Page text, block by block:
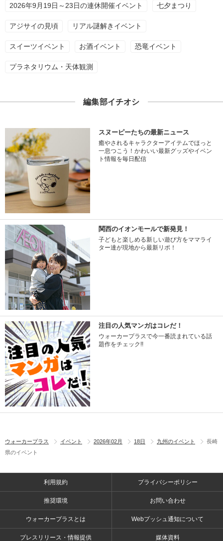
2026年9月19日～23日の連休開催イベント 七夕まつり
アジサイの見頃 リアル謎解きイベント
スイーツイベント お酒イベント 恐竜イベント
プラネタリウム・天体観測
編集部イチオシ
スヌーピーたちの最新ニュース
癒やされるキャラクターアイテムでほっと
一息つこう！かわいい最新グッズやイベン
ト情報を毎日配信
関西のイオンモールで新発見！
子どもと楽しめる新しい遊び方をママライ
ター達が現地から最新リポ！
注目の人気マンガはコレだ！
ウォーカープラスで今一番読まれている話
題作をチェック!!
ウォーカープラス イベント 2026年02月 18日 九州のイベント
長崎
県のイベント
利用規約 プライバシーポリシー
推奨環境 お問い合わせ
ウォーカープラスとは Webプッシュ通知について
プレスリリース・情報提供 媒体資料